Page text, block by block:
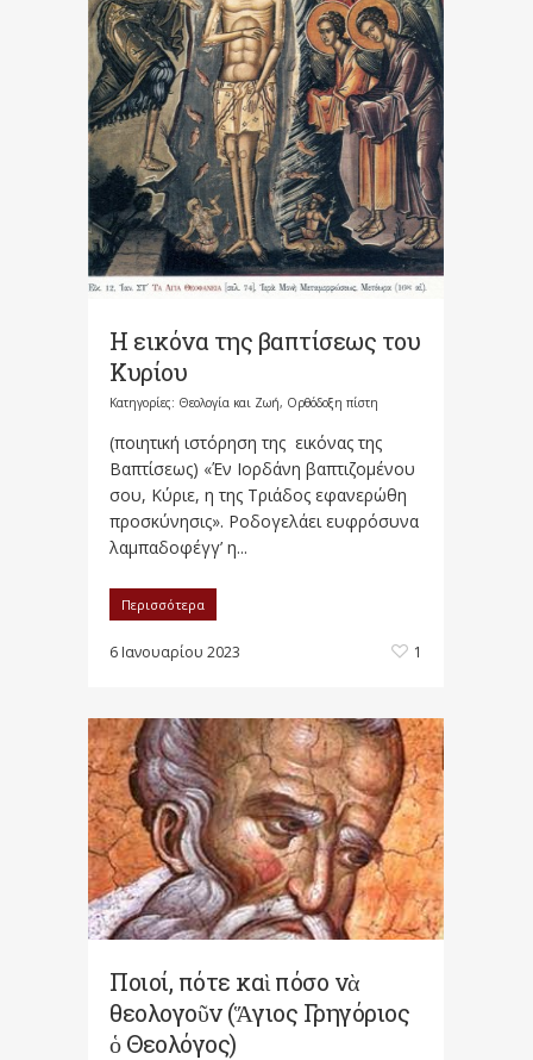
Η εικόνα της βαπτίσεως του
Κυρίου
Κατηγορίες: Θεολογία και Ζωή, Ορθόδοξη πίστη
(ποιητική ιστόρηση της εικόνας της
Βαπτίσεως) «Έν Ιορδάνη βαπτιζομένου
σου, Κύριε, η της Τριάδος εφανερώθη
προσκύνησις». Ροδογελάει ευφρόσυνα
λαμπαδοφέγγ’ η...
Περισσότερα
6 Ιανουαρίου 2023 1
Ποιοί, πότε καὶ πόσο νὰ
θεολογοῦν (Ἅγιος Γρηγόριος
ὁ Θεολόγος)